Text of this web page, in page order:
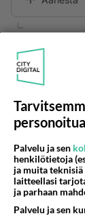
Nää
mies
Äänestä
2024-
Näen
I hope.
Palvelu ja sen
henkilötietoja
ja muita
laitteellasi
ja parhaan
Palvelu ja sen